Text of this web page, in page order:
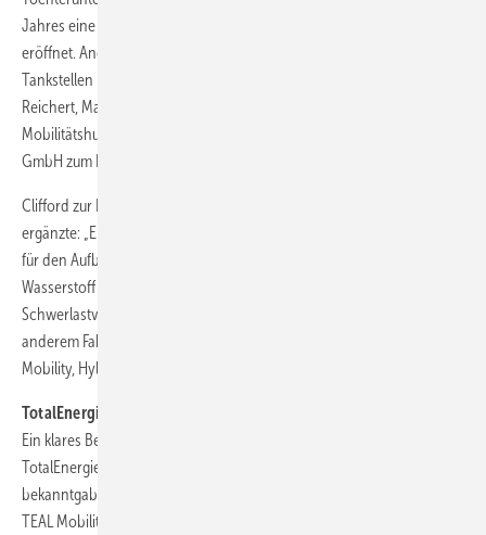
Jahres eine erste Wasserstofftankstelle in Giengen an der Brenz
eröffnet. Angesiedelt ist der Standort auf dem Mobilitätshub der Jet
Tankstellen Deutschland GmbH an der Bundesautobahn A7. Oliver
Reichert, Manager Retail Germany von Jet, nannte den Jet-
Mobilitätshub, auf dem Tankstellentechnik der Maximator Hydrogen
GmbH zum Einsatz kommt, ein „Referenzprojekt für uns“.
Clifford zur Nieden, CEO der Mint Hydrogen Germany GmbH,
ergänzte: „Eine verlässliche Betankungsinfrastruktur ist entscheidend
für den Aufbau eines regionalen Ökosystems für erneuerbaren
Wasserstoff und besonders wichtig für die Dekarbonisierung des
Schwerlastverkehrs.“ Geplant ist, dass an der neuen Tankstelle unter
anderem Fahrzeuge von Partnerfirmen wie Hyundai Hydrogen
Mobility, Hylane, Keyou, Stellantis und Arthur Bus tanken.
TotalEnergies und Air Liquide gründen TEAL
Ein klares Bekenntniss zum Wasserstoff legten auch Air Liquide und
TotalEnergies ab, indem sie auf der Hannover Messe 2024
bekanntgaben, dass sie gemeinsam eine neue Marke etablieren: Mit
TEAL Mobility gründeten die beiden Schwergewichte ein Joint